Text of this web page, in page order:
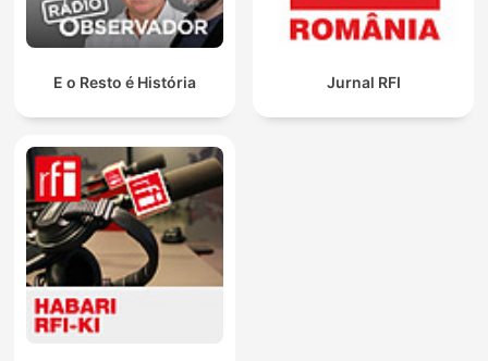
E o Resto é História Jurnal RFI